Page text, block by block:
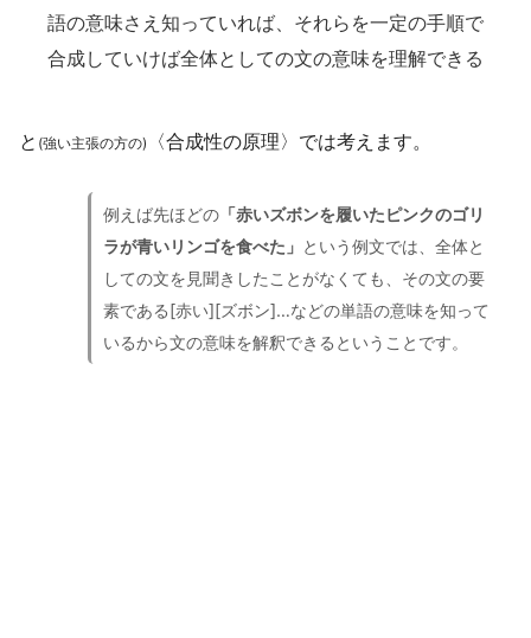
語の意味さえ知っていれば、それらを一定の手順で
合成していけば全体としての文の意味を理解できる
と (強い主張の方の) 〈合成性の原理〉では考えます。
例えば先ほどの「赤いズボンを履いたピンクのゴリ
ラが青いリンゴを食べた」 という例文では、全体と
しての文を見聞きしたことがなくても、その文の要
素である[赤い][ズボン]…などの単語の意味を知って
いるから文の意味を解釈できるということです。